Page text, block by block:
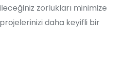
zorlukları minimize
daha keyifli bir